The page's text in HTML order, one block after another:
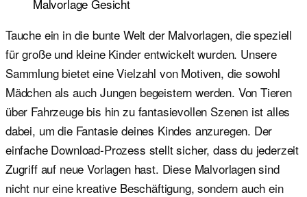
Malvorlage Gesicht
Tauche ein in die bunte Welt der Malvorlagen, die speziell
für große und kleine Kinder entwickelt wurden. Unsere
Sammlung bietet eine Vielzahl von Motiven, die sowohl
Mädchen als auch Jungen begeistern werden. Von Tieren
über Fahrzeuge bis hin zu fantasievollen Szenen ist alles
dabei, um die Fantasie deines Kindes anzuregen. Der
einfache Download-Prozess stellt sicher, dass du jederzeit
Zugriff auf neue Vorlagen hast. Diese Malvorlagen sind
nicht nur eine kreative Beschäftigung, sondern auch ein